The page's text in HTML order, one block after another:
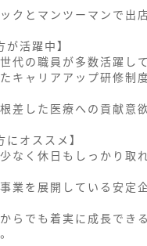
クとマンツーマンで出
が活躍中】
代の職員が多数活躍し
キャリアアップ研修制
差した医療への貢献意
にオススメ】
なく休日もしっかり取
業を展開している安定
らでも着実に成長でき